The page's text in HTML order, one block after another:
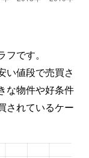
です。
い値段で売買さ
な物件や好条件
されているケー